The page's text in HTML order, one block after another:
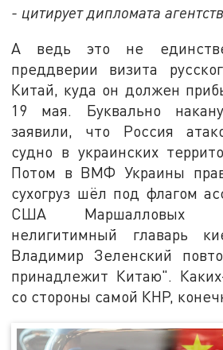
- цитирует дипломата
А ведь это не
преддверии визита
Китай, куда он должен
19 мая. Буквально
заявили, что Россия
судно в украинских
Потом в ВМФ Украины
сухогруз шёл под флагом
США Маршалловых
нелигитимный главарь
Владимир Зеленский
принадлежит Китаю".
со стороны самой КНР,